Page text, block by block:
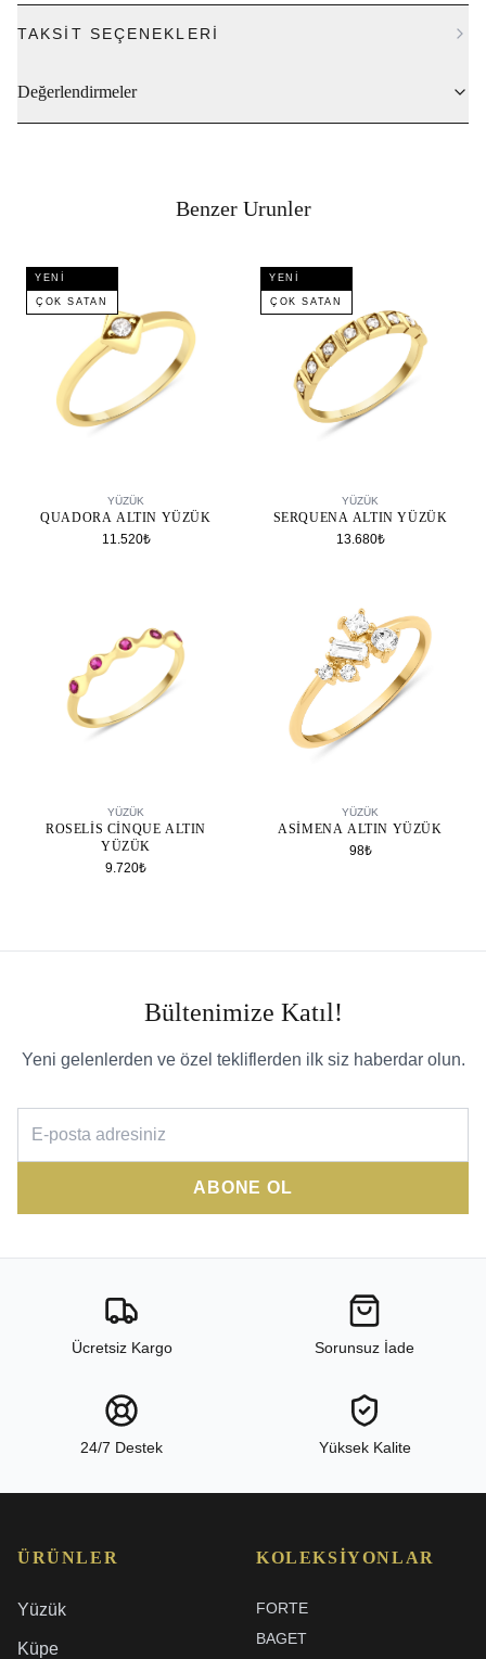
TAKSIT SEÇENEKLERI
Değerlendirmeler
Benzer Urunler
YENI
ÇOK SATAN
YÜZÜK
QUADORA ALTIN YÜZÜK
11.520₺
YENI
ÇOK SATAN
YÜZÜK
SERQUENA ALTIN YÜZÜK
13.680₺
YÜZÜK
ROSELIS CINQUE ALTIN
YÜZÜK
9.720₺
YÜZÜK
ASIMENA ALTIN YÜZÜK
98₺
Bültenimize Katıl!
Yeni gelenlerden ve özel tekliflerden ilk siz haberdar olun.
ABONE OL
Ücretsiz Kargo Sorunsuz İade
24/7 Destek Yüksek Kalite
ÜRÜNLER
Yüzük
Küpe
KOLEKSIYONLAR
FORTE
BAGET